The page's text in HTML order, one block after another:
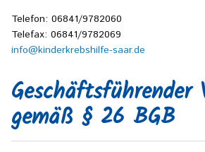
Telefon: 06841/9782060
Telefax: 06841/9782069
info@kinderkrebshilfe-saar.de
Geschäftsführender
gemäß § 26 BGB